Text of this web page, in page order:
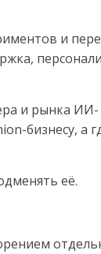
и
и рынка ИИ-
бизнесу, а
её.